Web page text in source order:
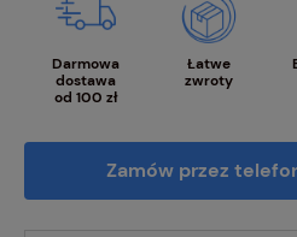
Darmowa
dostawa
od 100 zł
Łatwe
zwroty
Zamów przez